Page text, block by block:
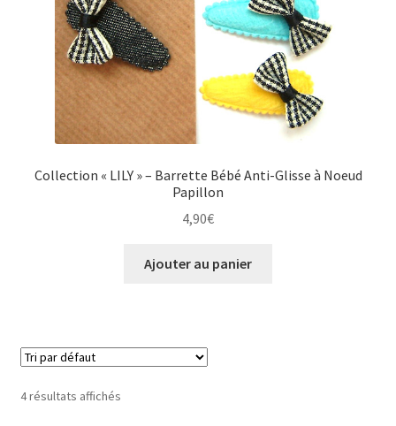
Collection « LILY » – Barrette Bébé Anti-Glisse à Noeud
Papillon
4,90€
Ajouter au panier
4 résultats affichés